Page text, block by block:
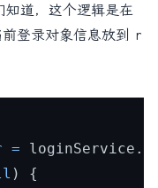
知道，这个逻辑是在
登录对象信息放到 r
=
) {